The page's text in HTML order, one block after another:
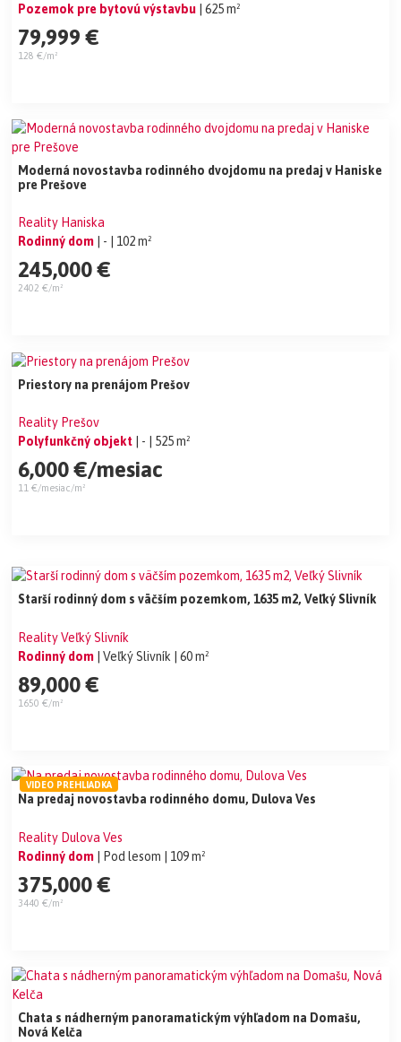
Pozemok pre bytovú výstavbu
| 625 m²
79,999 €
128 €/m²
Moderná novostavba rodinného dvojdomu na predaj v Haniske
pre Prešove
Reality Haniska
Rodinný dom
| - | 102 m²
245,000 €
2402 €/m²
Priestory na prenájom Prešov
Reality Prešov
Polyfunkčný objekt
| - | 525 m²
6,000 €/mesiac
11 €/mesiac/m²
Starší rodinný dom s väčším pozemkom, 1635 m2, Veľký Slivník
Reality Veľký Slivník
Rodinný dom
| Veľký Slivník | 60 m²
89,000 €
1650 €/m²
Na predaj novostavba rodinného domu, Dulova Ves
Reality Dulova Ves
Rodinný dom
| Pod lesom | 109 m²
375,000 €
3440 €/m²
VIDEO PREHLIADKA
Chata s nádherným panoramatickým výhľadom na Domašu,
Nová Kelča